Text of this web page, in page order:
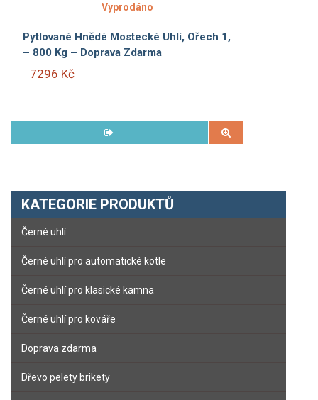
Vyprodáno
Pytlované Hnědé Mostecké Uhlí, Ořech 1,
– 800 Kg – Doprava Zdarma
7296 Kč
KATEGORIE PRODUKTŮ
Černé uhlí
Černé uhlí pro automatické kotle
Černé uhlí pro klasické kamna
Černé uhlí pro kováře
Doprava zdarma
Dřevo pelety brikety